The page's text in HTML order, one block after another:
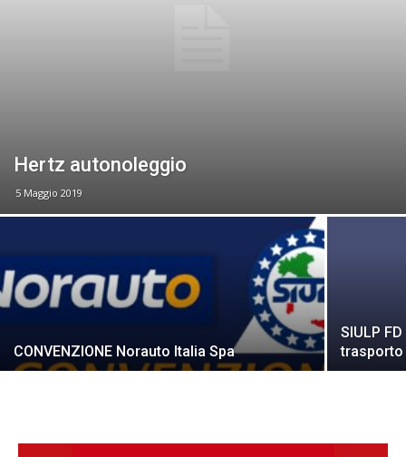
Hertz autonoleggio
5 Maggio 2019
CONVENZIONE Norauto Italia Spa
SIULP